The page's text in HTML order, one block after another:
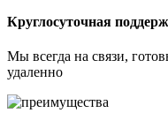
Круглосуточная
Мы всегда на связи,
удаленно